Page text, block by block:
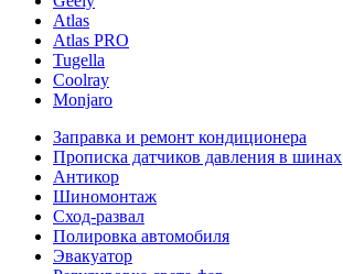
Atlas
Atlas PRO
Tugella
Coolray
Monjaro
Заправка и ремонт кондиционера
Прописка датчиков давления в шинах
Антикор
Шиномонтаж
Сход-развал
Полировка автомобиля
Эвакуатор